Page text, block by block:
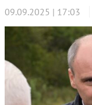
09.09.2025 | 17:03